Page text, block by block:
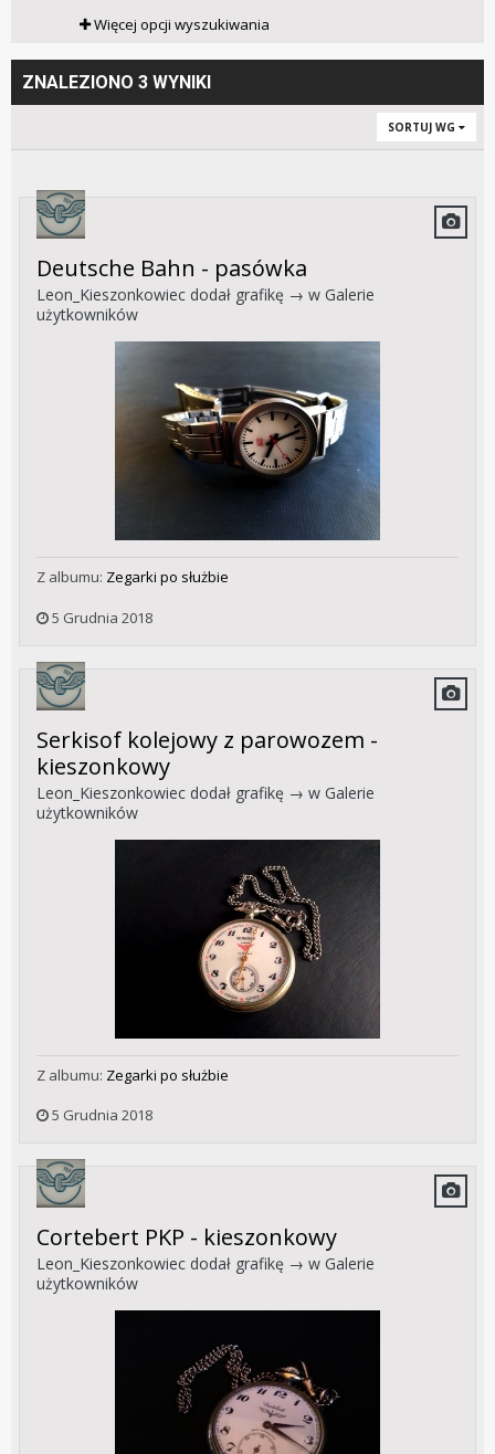
Więcej opcji wyszukiwania
ZNALEZIONO 3 WYNIKI
SORTUJ WG
Deutsche Bahn - pasówka
Leon_Kieszonkowiec dodał grafikę → w Galerie
użytkowników
Z albumu: Zegarki po służbie
5 Grudnia 2018
Serkisof kolejowy z parowozem -
kieszonkowy
Leon_Kieszonkowiec dodał grafikę → w Galerie
użytkowników
Z albumu: Zegarki po służbie
5 Grudnia 2018
Cortebert PKP - kieszonkowy
Leon_Kieszonkowiec dodał grafikę → w Galerie
użytkowników